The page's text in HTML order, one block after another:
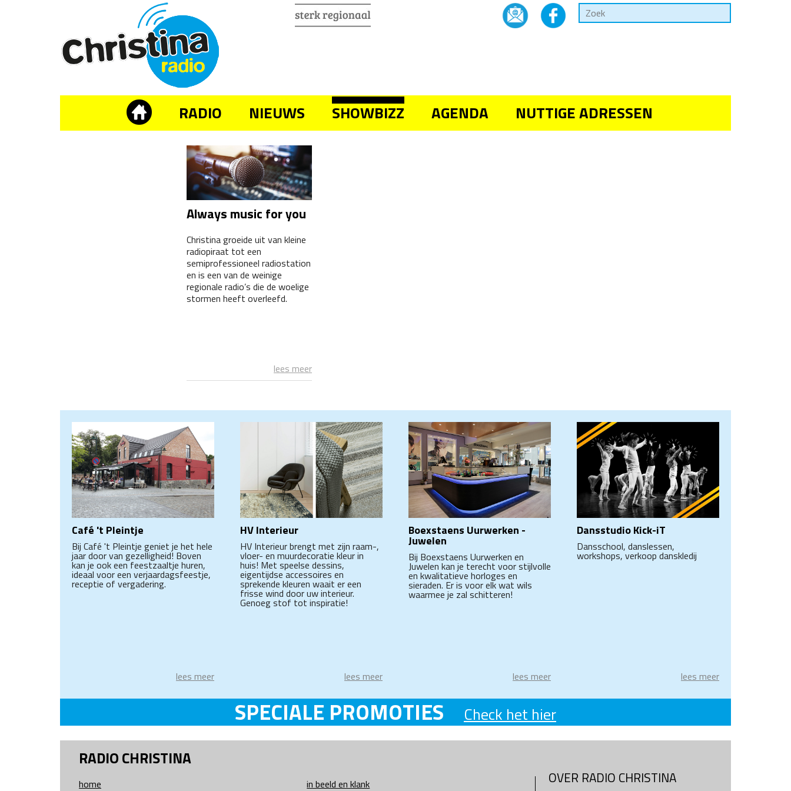
RADIO NIEUWS SHOWBIZZ AGENDA NUTTIGE ADRESSEN
Always music for you
Christina groeide uit van kleine
radiopiraat tot een
semiprofessioneel radiostation
en is een van de weinige
regionale radio’s die de woelige
stormen heeft overleefd.
lees meer
Café 't Pleintje
Bij Café 't Pleintje geniet je het hele
jaar door van gezelligheid! Boven
kan je ook een feestzaaltje huren,
ideaal voor een verjaardagsfeestje,
receptie of vergadering.
lees meer
HV Interieur
HV Interieur brengt met zijn raam-,
vloer- en muurdecoratie kleur in
huis! Met speelse dessins,
eigentijdse accessoires en
sprekende kleuren waait er een
frisse wind door uw interieur.
Genoeg stof tot inspiratie!
lees meer
Boexstaens Uurwerken -
Juwelen
Bij Boexstaens Uurwerken en
Juwelen kan je terecht voor stijlvolle
en kwalitatieve horloges en
sieraden. Er is voor elk wat wils
waarmee je zal schitteren!
lees meer
Dansstudio Kick-iT
Dansschool, danslessen,
workshops, verkoop danskledij
lees meer
SPECIALE PROMOTIES Check het hier
RADIO CHRISTINA
home in beeld en klank OVER RADIO CHRISTINA